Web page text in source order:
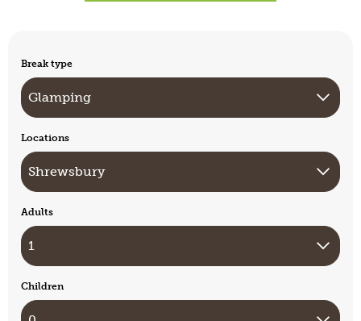
Break type
Locations
Adults
Children